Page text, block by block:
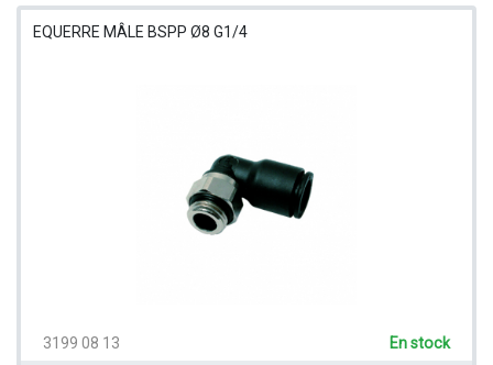
EQUERRE MÂLE BSPP Ø8 G1/4
3199 08 13 En stock